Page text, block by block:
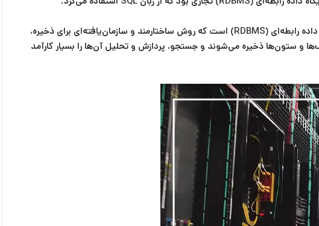
در زمینه فناوری، پایگاه داده اوراکل یکی از محصولات اصلی اوراکل محسوب می‌شود. این پایگاه داده یک سیستم مدیریت پایگاه داده رابطه‌ای (RDBMS) است که روش ساختارمند و سازمان‌یافته‌ای برای ذخیره،
و ستون‌ها ذخیره می‌شوند و جستجو، پردازش و تحلیل آن‌ها را بسیار کارآمد